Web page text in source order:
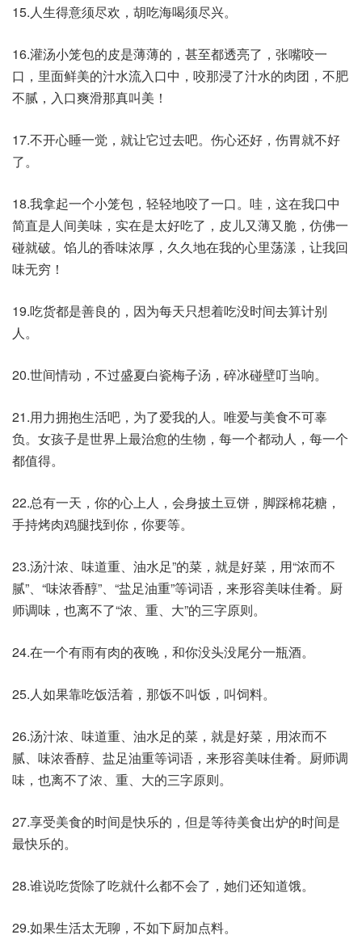
15.人生得意须尽欢，胡吃海喝须尽兴。
16.灌汤小笼包的皮是薄薄的，甚至都透亮了，张嘴咬一
口，里面鲜美的汁水流入口中，咬那浸了汁水的肉团，不肥
不腻，入口爽滑那真叫美！
17.不开心睡一觉，就让它过去吧。伤心还好，伤胃就不好
了。
18.我拿起一个小笼包，轻轻地咬了一口。哇，这在我口中
简直是人间美味，实在是太好吃了，皮儿又薄又脆，仿佛一
碰就破。馅儿的香味浓厚，久久地在我的心里荡漾，让我回
味无穷！
19.吃货都是善良的，因为每天只想着吃没时间去算计别
人。
20.世间情动，不过盛夏白瓷梅子汤，碎冰碰壁叮当响。
21.用力拥抱生活吧，为了爱我的人。唯爱与美食不可辜
负。女孩子是世界上最治愈的生物，每一个都动人，每一个
都值得。
22.总有一天，你的心上人，会身披土豆饼，脚踩棉花糖，
手持烤肉鸡腿找到你，你要等。
23.汤汁浓、味道重、油水足”的菜，就是好菜，用“浓而不
腻”、“味浓香醇”、“盐足油重”等词语，来形容美味佳肴。厨
师调味，也离不了“浓、重、大”的三字原则。
24.在一个有雨有肉的夜晚，和你没头没尾分一瓶酒。
25.人如果靠吃饭活着，那饭不叫饭，叫饲料。
26.汤汁浓、味道重、油水足的菜，就是好菜，用浓而不
腻、味浓香醇、盐足油重等词语，来形容美味佳肴。厨师调
味，也离不了浓、重、大的三字原则。
27.享受美食的时间是快乐的，但是等待美食出炉的时间是
最快乐的。
28.谁说吃货除了吃就什么都不会了，她们还知道饿。
29.如果生活太无聊，不如下厨加点料。